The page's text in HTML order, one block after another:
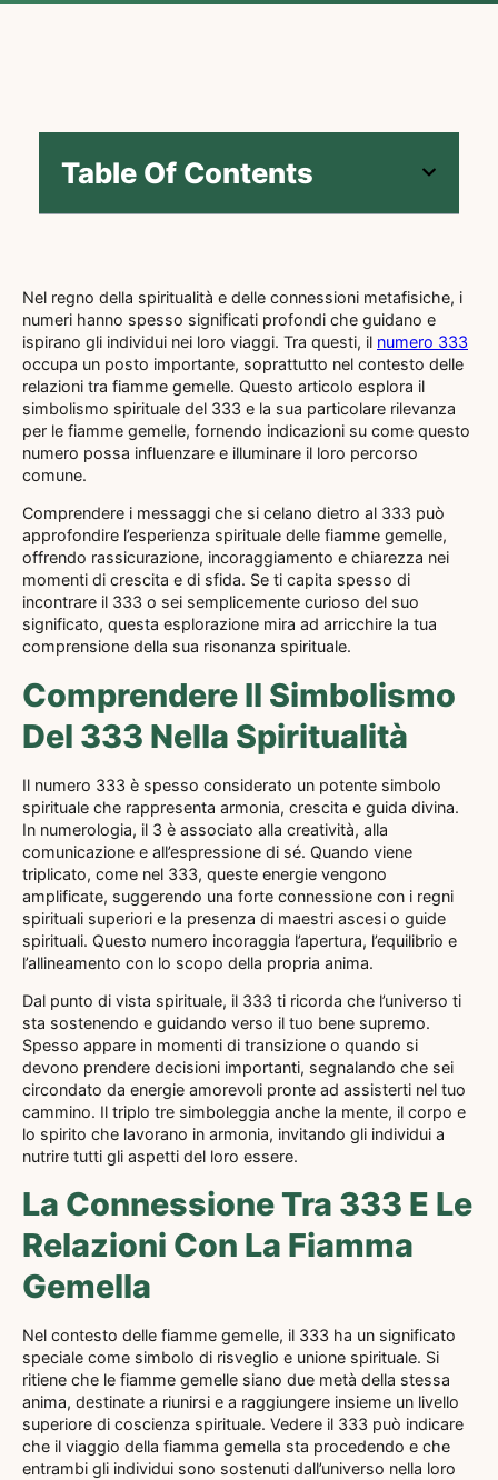
Table Of Contents
Nel regno della spiritualità e delle connessioni metafisiche, i
numeri hanno spesso significati profondi che guidano e
ispirano gli individui nei loro viaggi. Tra questi, il numero 333
occupa un posto importante, soprattutto nel contesto delle
relazioni tra fiamme gemelle. Questo articolo esplora il
simbolismo spirituale del 333 e la sua particolare rilevanza
per le fiamme gemelle, fornendo indicazioni su come questo
numero possa influenzare e illuminare il loro percorso
comune.
Comprendere i messaggi che si celano dietro al 333 può
approfondire l’esperienza spirituale delle fiamme gemelle,
offrendo rassicurazione, incoraggiamento e chiarezza nei
momenti di crescita e di sfida. Se ti capita spesso di
incontrare il 333 o sei semplicemente curioso del suo
significato, questa esplorazione mira ad arricchire la tua
comprensione della sua risonanza spirituale.
Comprendere Il Simbolismo
Del 333 Nella Spiritualità
Il numero 333 è spesso considerato un potente simbolo
spirituale che rappresenta armonia, crescita e guida divina.
In numerologia, il 3 è associato alla creatività, alla
comunicazione e all’espressione di sé. Quando viene
triplicato, come nel 333, queste energie vengono
amplificate, suggerendo una forte connessione con i regni
spirituali superiori e la presenza di maestri ascesi o guide
spirituali. Questo numero incoraggia l’apertura, l’equilibrio e
l’allineamento con lo scopo della propria anima.
Dal punto di vista spirituale, il 333 ti ricorda che l’universo ti
sta sostenendo e guidando verso il tuo bene supremo.
Spesso appare in momenti di transizione o quando si
devono prendere decisioni importanti, segnalando che sei
circondato da energie amorevoli pronte ad assisterti nel tuo
cammino. Il triplo tre simboleggia anche la mente, il corpo e
lo spirito che lavorano in armonia, invitando gli individui a
nutrire tutti gli aspetti del loro essere.
La Connessione Tra 333 E Le
Relazioni Con La Fiamma
Gemella
Nel contesto delle fiamme gemelle, il 333 ha un significato
speciale come simbolo di risveglio e unione spirituale. Si
ritiene che le fiamme gemelle siano due metà della stessa
anima, destinate a riunirsi e a raggiungere insieme un livello
superiore di coscienza spirituale. Vedere il 333 può indicare
che il viaggio della fiamma gemella sta procedendo e che
entrambi gli individui sono sostenuti dall’universo nella loro